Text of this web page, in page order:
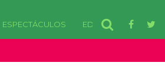
ESPECTÁCULOS EDOMEX